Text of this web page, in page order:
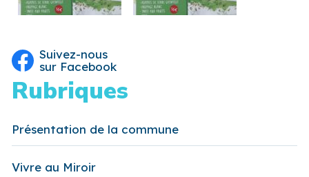
Suivez-nous
sur Facebook
Rubriques
Présentation de la commune
Vivre au Miroir